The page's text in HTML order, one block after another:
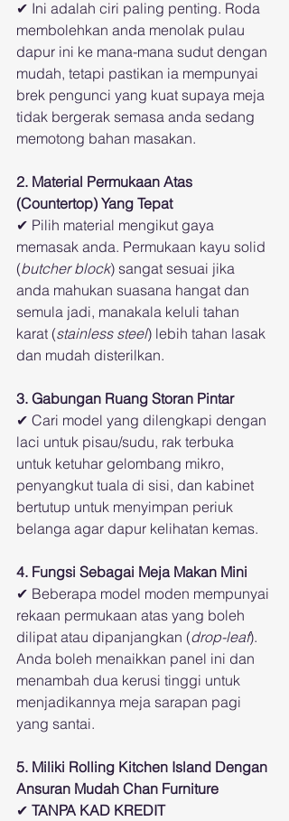
✔ Ini adalah ciri paling penting. Roda
membolehkan anda menolak pulau
dapur ini ke mana-mana sudut dengan
mudah, tetapi pastikan ia mempunyai
brek pengunci yang kuat supaya meja
tidak bergerak semasa anda sedang
memotong bahan masakan.
2. Material Permukaan Atas
(Countertop) Yang Tepat
✔ Pilih material mengikut gaya
memasak anda. Permukaan kayu solid
(butcher block) sangat sesuai jika
anda mahukan suasana hangat dan
semula jadi, manakala keluli tahan
karat (stainless steel) lebih tahan lasak
dan mudah disterilkan.
3. Gabungan Ruang Storan Pintar
✔ Cari model yang dilengkapi dengan
laci untuk pisau/sudu, rak terbuka
untuk ketuhar gelombang mikro,
penyangkut tuala di sisi, dan kabinet
bertutup untuk menyimpan periuk
belanga agar dapur kelihatan kemas.
4. Fungsi Sebagai Meja Makan Mini
✔ Beberapa model moden mempunyai
rekaan permukaan atas yang boleh
dilipat atau dipanjangkan (drop-leaf).
Anda boleh menaikkan panel ini dan
menambah dua kerusi tinggi untuk
menjadikannya meja sarapan pagi
yang santai.
5. Miliki Rolling Kitchen Island Dengan
Ansuran Mudah Chan Furniture
✔ TANPA KAD KREDIT